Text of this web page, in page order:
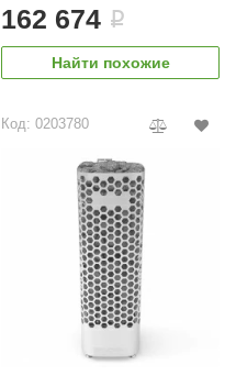
162 674 i
Найти похожие
Код: 0203780